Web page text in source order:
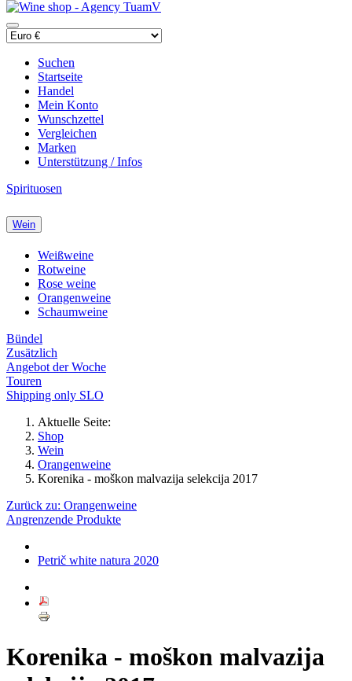
Suchen
Startseite
Handel
Mein Konto
Wunschzettel
Vergleichen
Marken
Unterstützung / Infos
Spirituosen
Wein
Weißweine
Rotweine
Rose weine
Orangenweine
Schaumweine
Bündel
Zusätzlich
Angebot der Woche
Touren
Shipping only SLO
Aktuelle Seite:
Shop
Wein
Orangenweine
Korenika - moškon malvazija selekcija 2017
Zurück zu: Orangenweine
Angrenzende Produkte
Petrič white natura 2020
Korenika - moškon malvazija